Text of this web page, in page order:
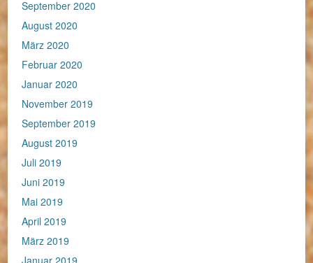
September 2020
August 2020
März 2020
Februar 2020
Januar 2020
November 2019
September 2019
August 2019
Juli 2019
Juni 2019
Mai 2019
April 2019
März 2019